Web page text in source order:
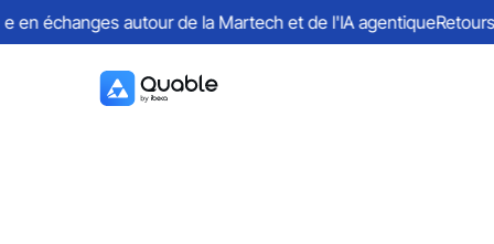
autour de la Martech et de l'IA agentiqueRetours